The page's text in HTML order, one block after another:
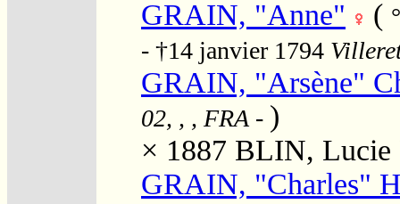
GRAIN, "Anne"
(
- †14 janvier 1794
GRAIN, "Arsène"
02, , , FRA - )
× 1887 BLIN, Lucie
GRAIN, "Charles"